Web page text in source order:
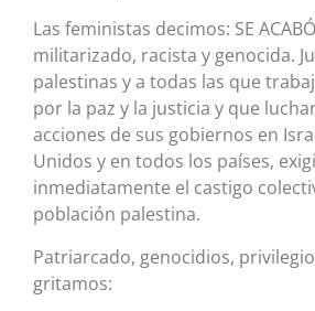
Las feministas decimos: SE
militarizado, racista y genocida.
palestinas y a todas las que
por la paz y la justicia y que
acciones de sus gobiernos en
Unidos y en todos los países,
inmediatamente el castigo
población palestina.
Patriarcado, genocidios,
gritamos: